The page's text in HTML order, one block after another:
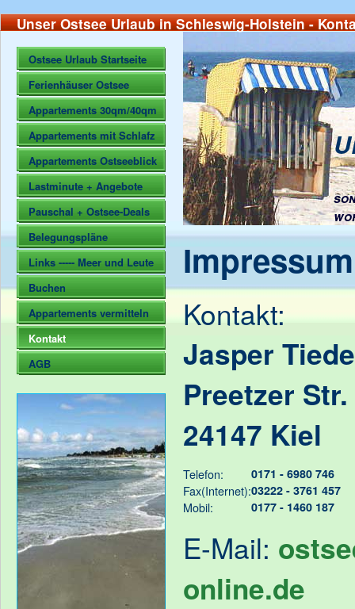
Unser Ostsee Urlaub in Schleswig-Holstein -
Ostsee Urlaub Startseite
Ferienhäuser Ostsee
Appartements 30qm/40qm
Appartements mit Schlafz
Appartements Ostseeblick
Lastminute + Angebote
Pauschal + Ostsee-Deals
Belegungspläne
Links ----- Meer und Leute
Buchen
Appartements vermitteln
Kontakt
AGB
Impressum
Kontakt:
Jasper
Preetzer
24147 Kiel
Telefon: 0171 - 6980 746
Fax(Internet):03222 - 3761 457
Mobil: 0177 - 1460 187
E-Mail:
online.de